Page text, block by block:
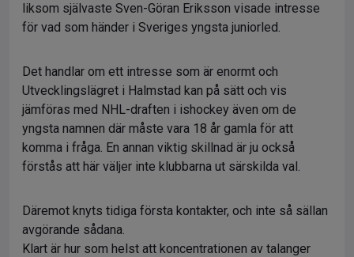
liksom självaste Sven-Göran Eriksson visade intresse
för vad som händer i Sveriges yngsta juniorled.
Det handlar om ett intresse som är enormt och
Utvecklingslägret i Halmstad kan på sätt och vis
jämföras med NHL-draften i ishockey även om de
yngsta namnen där måste vara 18 år gamla för att
komma i fråga. En annan viktig skillnad är ju också
förstås att här väljer inte klubbarna ut särskilda val.
Däremot knyts tidiga första kontakter, och inte så sällan
avgörande sådana.
Klart är hur som helst att koncentrationen av talanger